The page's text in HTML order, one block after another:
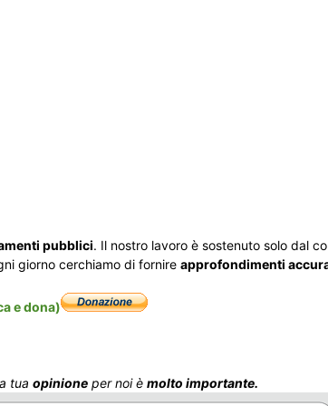
pubblici. Il nostro lavoro è sostenuto solo dal
giorno cerchiamo di fornire approfondimenti
e dona)
tua opinione per noi è molto importante.